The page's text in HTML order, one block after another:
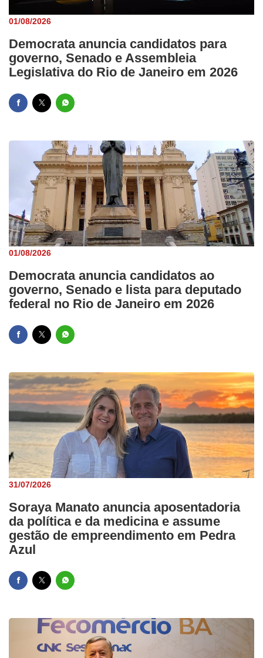
01/08/2026
Democrata anuncia candidatos para
governo, Senado e Assembleia
Legislativa do Rio de Janeiro em 2026
01/08/2026
Democrata anuncia candidatos ao
governo, Senado e lista para deputado
federal no Rio de Janeiro em 2026
31/07/2026
Soraya Manato anuncia aposentadoria
da política e da medicina e assume
gestão de empreendimento em Pedra
Azul